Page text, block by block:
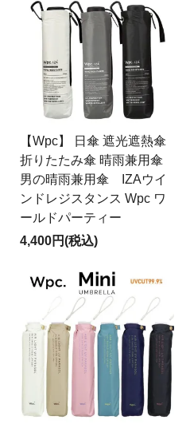
【Wpc】 日傘 遮光遮熱傘
折りたたみ傘 晴雨兼用傘
男の晴雨兼用傘 IZAウイ
ンドレジスタンス Wpc ワ
ールドパーティー
4,400円(税込)